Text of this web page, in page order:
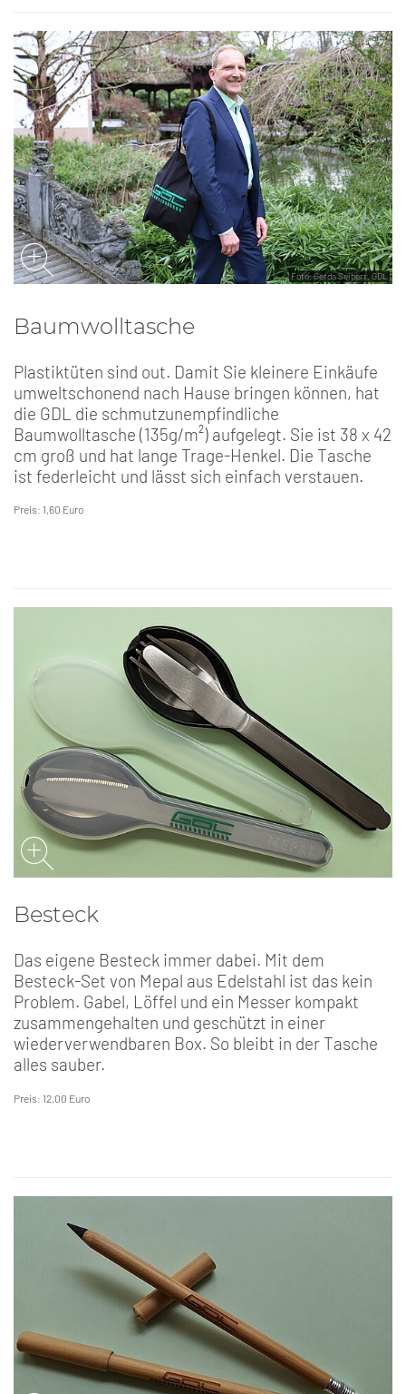
Foto: Gerda Seibert, GDL
Baumwolltasche
Plastiktüten sind out. Damit Sie kleinere Einkäufe
umweltschonend nach Hause bringen können, hat
die GDL die schmutzunempfindliche
Baumwolltasche (135g/m²) aufgelegt. Sie ist 38 x 42
cm groß und hat lange Trage-Henkel. Die Tasche
ist federleicht und lässt sich einfach verstauen.
Preis: 1,60 Euro
Besteck
Das eigene Besteck immer dabei. Mit dem
Besteck-Set von Mepal aus Edelstahl ist das kein
Problem. Gabel, Löffel und ein Messer kompakt
zusammengehalten und geschützt in einer
wiederverwendbaren Box. So bleibt in der Tasche
alles sauber.
Preis: 12,00 Euro